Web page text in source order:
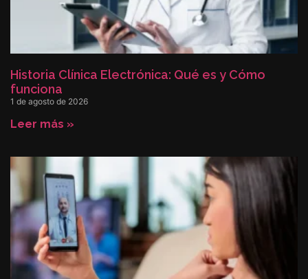
Historia Clínica Electrónica: Qué es y Cómo
funciona
1 de agosto de 2026
Leer más »